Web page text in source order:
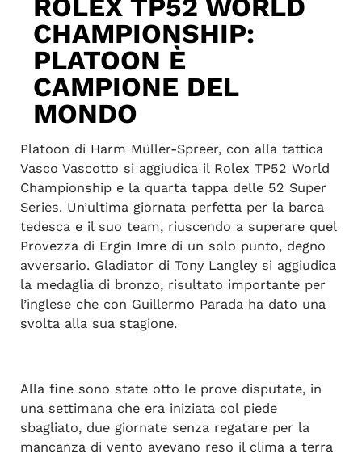
ROLEX TP52 WORLD
CHAMPIONSHIP:
PLATOON È
CAMPIONE DEL
MONDO
Platoon di Harm Müller-Spreer, con alla tattica
Vasco Vascotto si aggiudica il Rolex TP52 World
Championship e la quarta tappa delle 52 Super
Series. Un’ultima giornata perfetta per la barca
tedesca e il suo team, riuscendo a superare quel
Provezza di Ergin Imre di un solo punto, degno
avversario. Gladiator di Tony Langley si aggiudica
la medaglia di bronzo, risultato importante per
l’inglese che con Guillermo Parada ha dato una
svolta alla sua stagione.
Alla fine sono state otto le prove disputate, in
una settimana che era iniziata col piede
sbagliato, due giornate senza regatare per la
mancanza di vento avevano reso il clima a terra